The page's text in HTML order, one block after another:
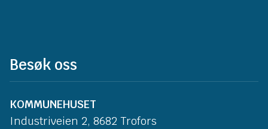
Besøk oss
KOMMUNEHUSET
Industriveien 2, 8682 Trofors